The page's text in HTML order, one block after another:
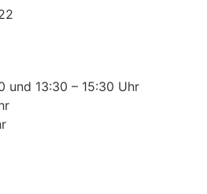
und 13:30 – 15:30 Uhr